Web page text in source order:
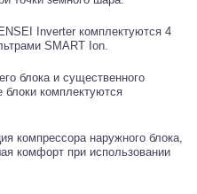
Inverter комплектуются 4
SMART Ion.
блока и существенного
комплектуются
компрессора наружного блока,
комфорт при использовании